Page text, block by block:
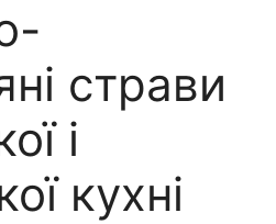
страви
і
кухні